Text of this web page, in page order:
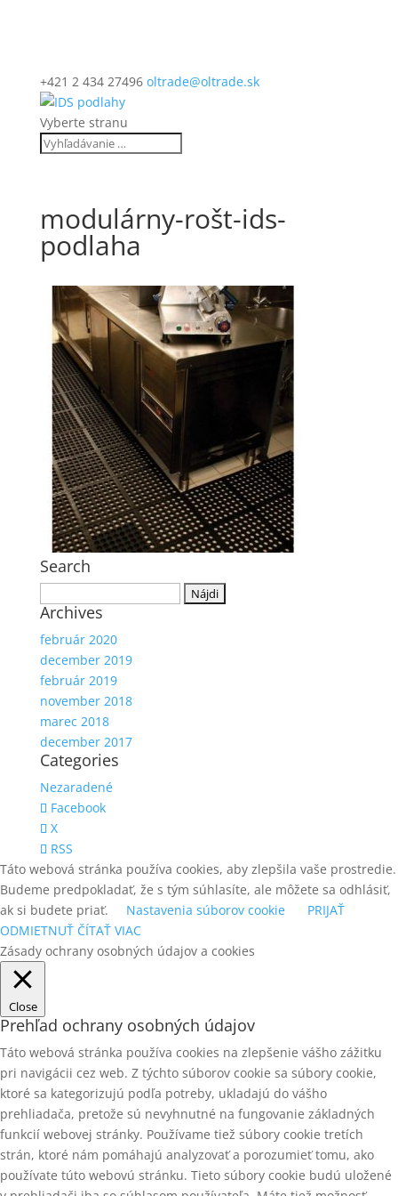
+421 2 434 27496 oltrade@oltrade.sk
Vyberte stranu
modulárny-rošt-ids-
podlaha
Search
Archives
február 2020
december 2019
február 2019
november 2018
marec 2018
december 2017
Categories
Nezaradené
Facebook
X
RSS
Táto webová stránka používa cookies, aby zlepšila vaše prostredie.
Budeme predpokladať, že s tým súhlasíte, ale môžete sa odhlásiť,
ak si budete priať.
Nastavenia súborov cookie
PRIJAŤ
ODMIETNUŤ ČÍTAŤ VIAC
Zásady ochrany osobných údajov a cookies
Close
Prehľad ochrany osobných údajov
Táto webová stránka používa cookies na zlepšenie vášho zážitku
pri navigácii cez web. Z týchto súborov cookie sa súbory cookie,
ktoré sa kategorizujú podľa potreby, ukladajú do vášho
prehliadača, pretože sú nevyhnutné na fungovanie základných
funkcií webovej stránky. Používame tiež súbory cookie tretích
strán, ktoré nám pomáhajú analyzovať a porozumieť tomu, ako
používate túto webovú stránku. Tieto súbory cookie budú uložené